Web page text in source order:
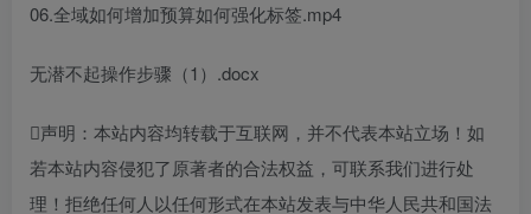
06.全域如何增加预算如何强化标签.mp4
无潜不起操作步骤（1）.docx
声明：本站内容均转载于互联网，并不代表本站立场！如
若本站内容侵犯了原著者的合法权益，可联系我们进行处
理！拒绝任何人以任何形式在本站发表与中华人民共和国法